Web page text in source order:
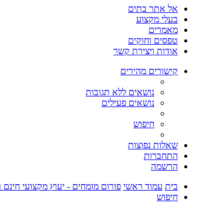
אל אתר בתים
בעלי מקצוע
מאמרים
טפסים וחוקים
אודות ויצירת קשר
קישורים מהירים
נושאים ללא תגובות
נושאים פעילים
חיפוש
שאלות נפוצות
התחברות
הרשמה
בית עמוד ראשי פורום מומחים - יעוץ מקצועי
חיפוש